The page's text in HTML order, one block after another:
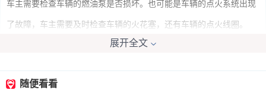
车主需要检查车辆的燃油泵是否损坏。也可能是车辆的点火系统出现
了故障，车主需要及时检查车辆的火花塞，还有车辆的点火线圈。
展开全文
随便看看